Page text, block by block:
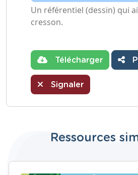
Un référentiel (dessin) qui
cresson.
Télécharger
Signaler
Ressources